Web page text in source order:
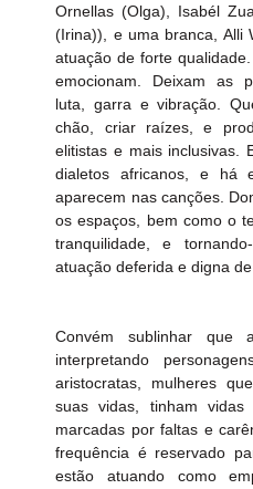
Ornellas (Olga), Isabél
(Irina)), e uma branca, Alli
atuação de forte
emocionam. Deixam as
luta, garra e vibração.
chão, criar raízes, e
elitistas e mais inclusivas.
dialetos africanos, e há
aparecem nas canções.
os espaços, bem como o
tranquilidade, e
atuação deferida e digna de
Convém sublinhar que
interpretando
aristocratas, mulheres
suas vidas, tinham
marcadas por faltas e
frequência é reservado
estão atuando como